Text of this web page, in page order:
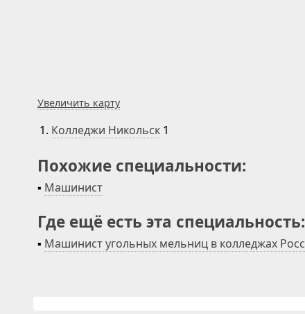
Увеличить карту
1. Колледжи Никольск 1
Похожие специальности:
▪ Машинист
Где ещё есть эта специальность:
▪ Машинист угольных мельниц в колледжах